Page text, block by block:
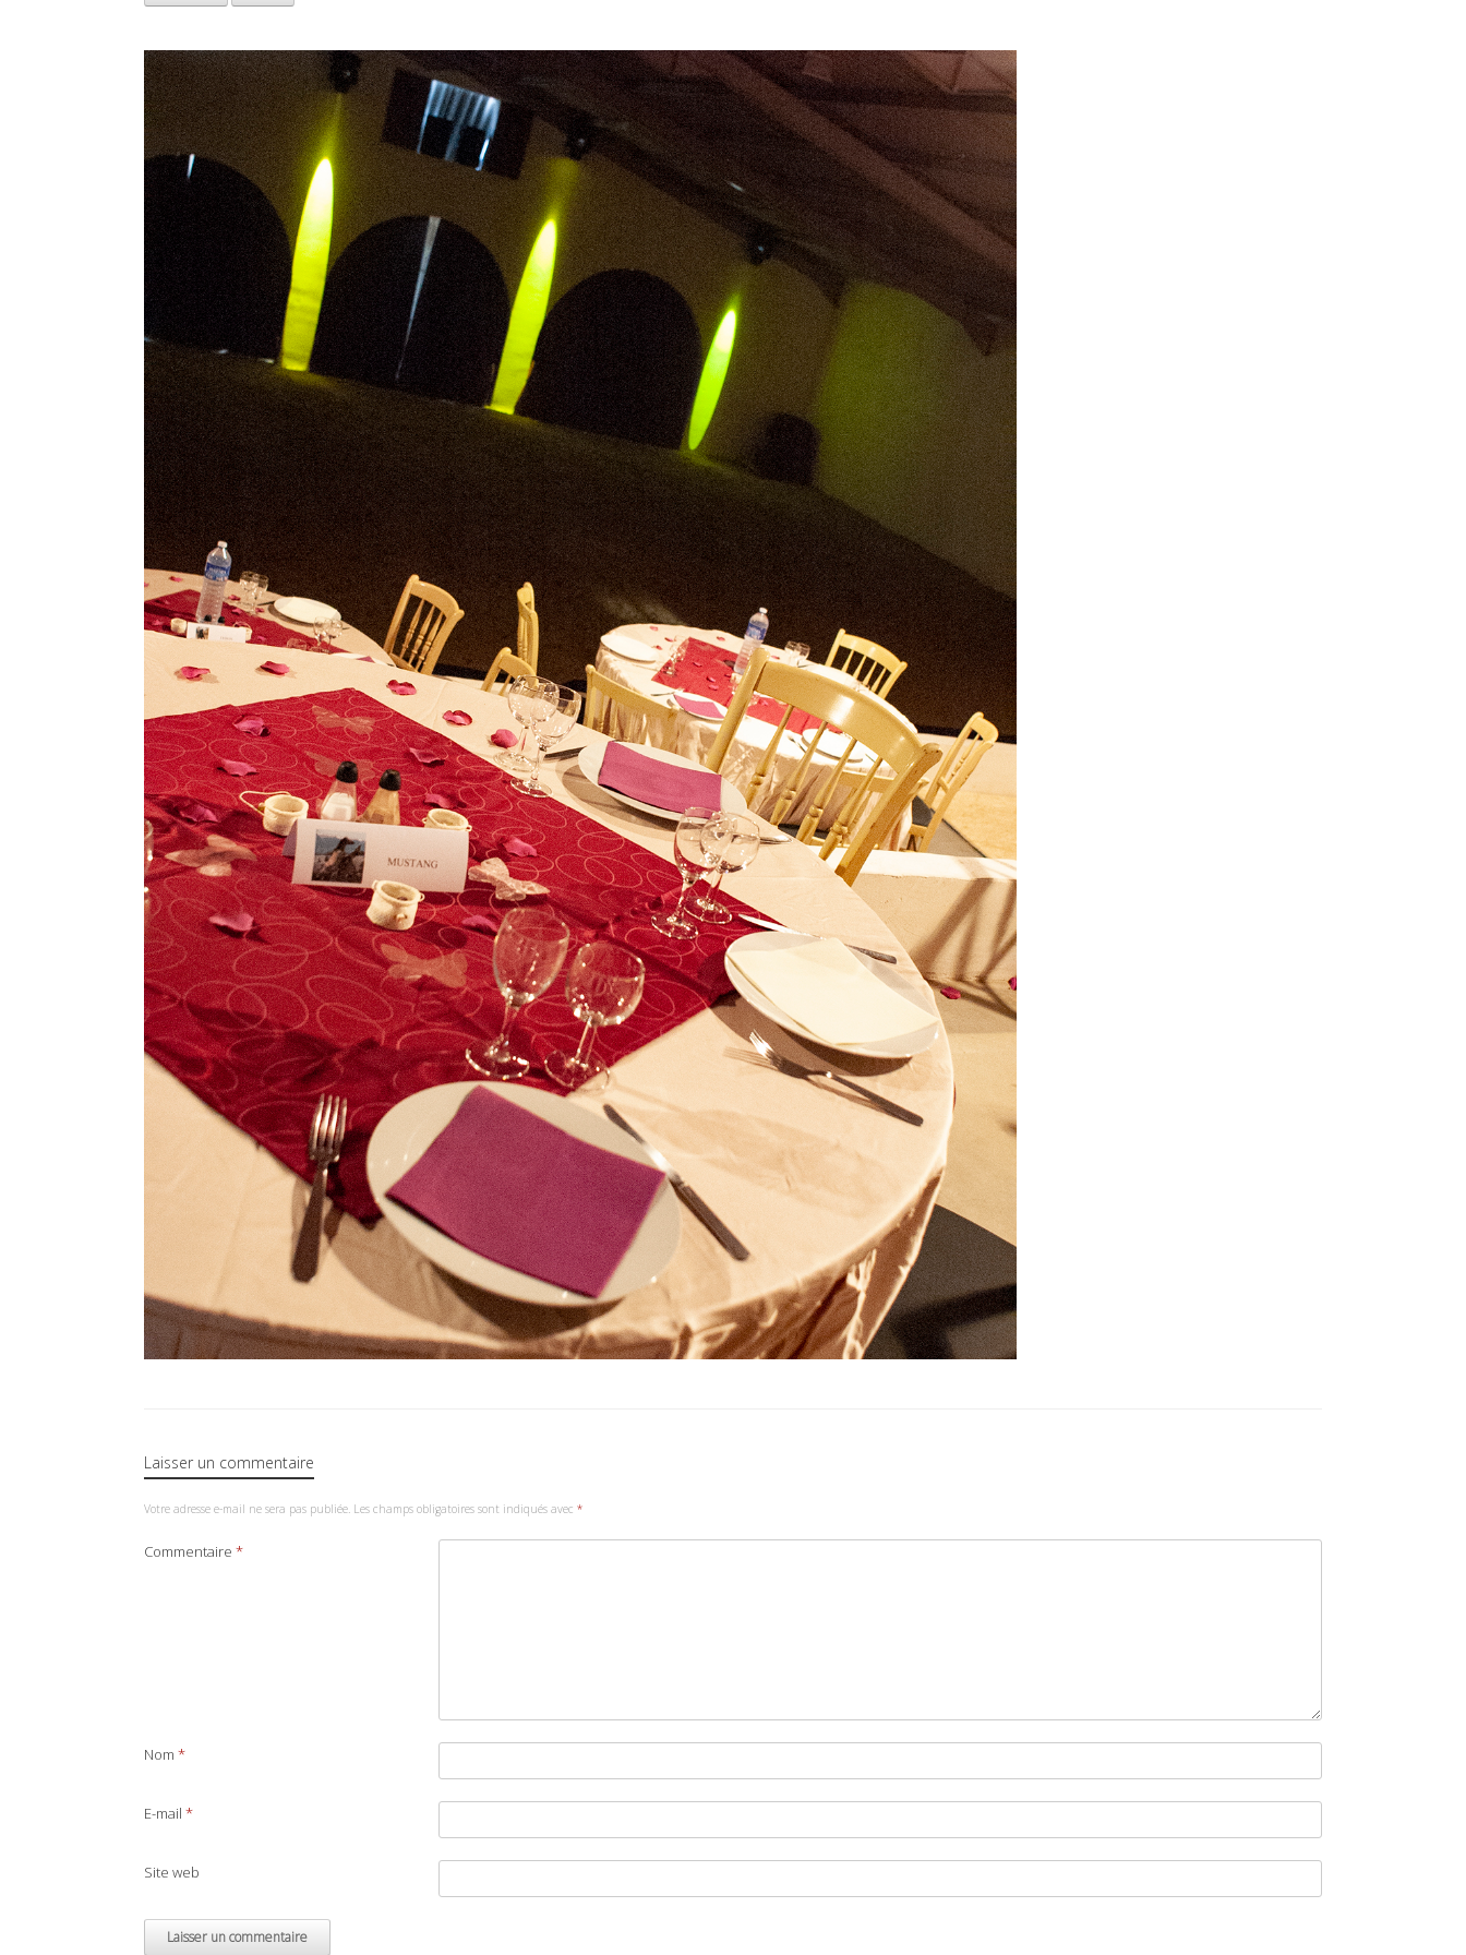
Laisser un commentaire
Votre adresse e-mail ne sera pas publiée. Les champs obligatoires sont indiqués avec *
Commentaire *
Nom *
E-mail *
Site web